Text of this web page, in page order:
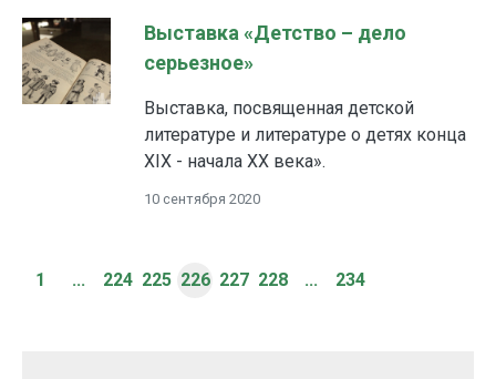
Выставка «Детство – дело
серьезное»
Выставка, посвященная детской
литературе и литературе о детях конца
XIX - начала XX века».
10 сентября 2020
1 ... 224 225 226 227 228 ... 234